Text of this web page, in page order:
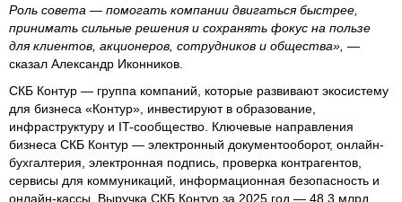
Роль совета — помогать компании двигаться быстрее,
принимать сильные решения и сохранять фокус на пользе
для клиентов, акционеров, сотрудников и общества», —
сказал Александр Иконников.
СКБ Контур — группа компаний, которые развивают экосистему
для бизнеса «Контур», инвестируют в образование,
инфраструктуру и IT-сообщество. Ключевые направления
бизнеса СКБ Контур — электронный документооборот, онлайн-
бухгалтерия, электронная подпись, проверка контрагентов,
сервисы для коммуникаций, информационная безопасность и
онлайн-кассы. Выручка СКБ Контур за 2025 год — 48,3 млрд